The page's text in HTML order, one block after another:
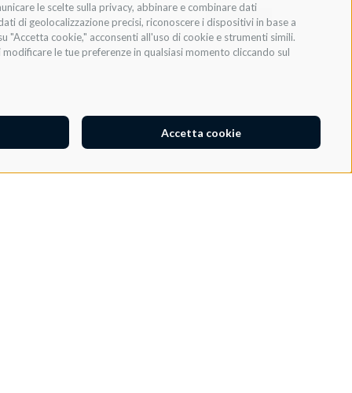
le scelte sulla privacy, abbinare e combinare dati
di geolocalizzazione precisi, riconoscere i dispositivi in base a
"Accetta cookie," acconsenti all'uso di cookie e strumenti simili.
le tue preferenze in qualsiasi momento cliccando sul
Accetta cookie
INVIA